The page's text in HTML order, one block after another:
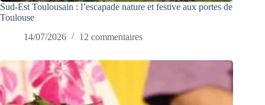
Sud-Est Toulousain : l’escapade nature et festive aux portes de
Toulouse
14/07/2026
12 commentaires